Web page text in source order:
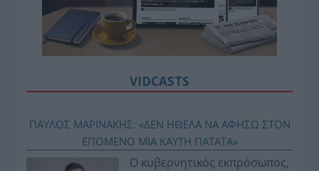
VIDCASTS
ΠΑΥΛΟΣ ΜΑΡΙΝΑΚΗΣ: «ΔΕΝ ΗΘΕΛΑ ΝΑ ΑΦΗΣΩ ΣΤΟΝ
ΕΠΟΜΕΝΟ ΜΙΑ ΚΑΥΤΗ ΠΑΤΑΤΑ»
Ο κυβερνητικός εκπρόσωπος,